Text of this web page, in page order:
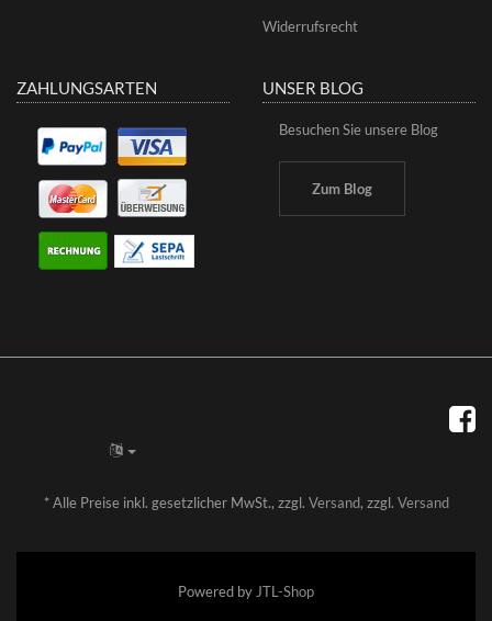
Widerrufsrecht
ZAHLUNGSARTEN UNSER BLOG
Besuchen Sie unsere Blog
Zum Blog
*Alle Preise inkl. gesetzlicher MwSt., zzgl. Versand, zzgl. Versand
Powered by JTL-Shop